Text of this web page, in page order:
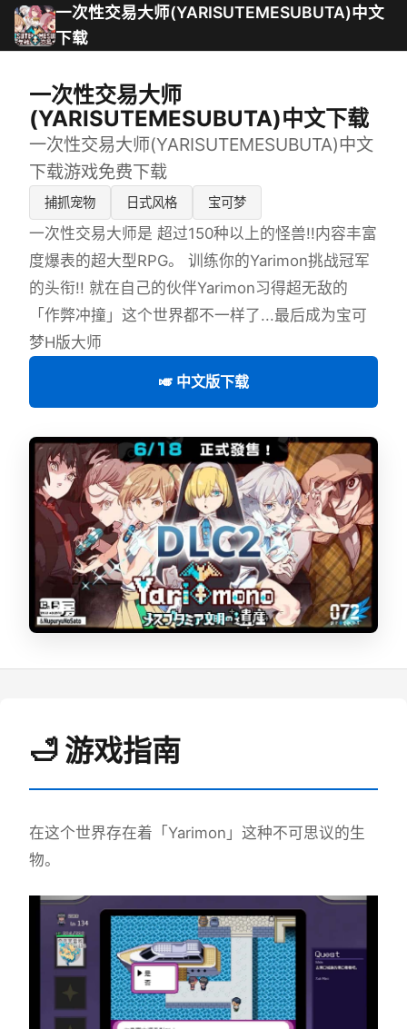
一次性交易大师(YARISUTEMESUBUTA)中文
下载
一次性交易大师
(YARISUTEMESUBUTA)中文下载
一次性交易大师(YARISUTEMESUBUTA)中文
下载游戏免费下载
捕抓宠物 日式风格 宝可梦
一次性交易大师是 超过150种以上的怪兽!!内容丰富
度爆表的超大型RPG。 训练你的Yarimon挑战冠军
的头衔!! 就在自己的伙伴Yarimon习得超无敌的
「作弊冲撞」这个世界都不一样了...最后成为宝可
梦H版大师
🎺 中文版下载
🛁 游戏指南
在这个世界存在着「Yarimon」这种不可思议的生
物。